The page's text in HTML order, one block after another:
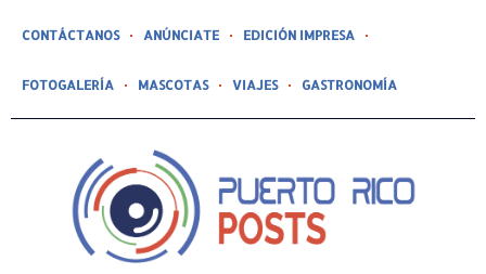
CONTÁCTANOS ANÚNCIATE EDICIÓN IMPRESA
FOTOGALERÍA MASCOTAS VIAJES GASTRONOMÍA